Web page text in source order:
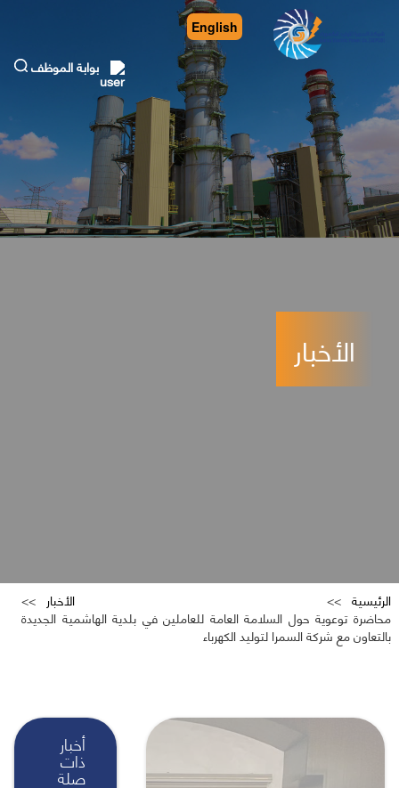
بوابة الموظف
English
الأخبار
الرئيسية
الأخبار
محاضرة توعوية حول السلامة العامة للعاملين في بلدية الهاشمية الجديدة
بالتعاون مع شركة السمرا لتوليد الكهرباء
أخبار
ذات
صلة